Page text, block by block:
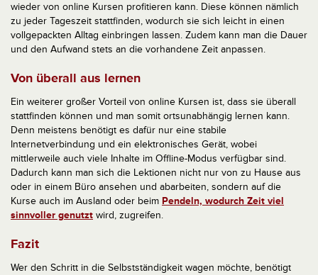
wieder von online Kursen profitieren kann. Diese können nämlich
zu jeder Tageszeit stattfinden, wodurch sie sich leicht in einen
vollgepackten Alltag einbringen lassen. Zudem kann man die Dauer
und den Aufwand stets an die vorhandene Zeit anpassen.
Von überall aus lernen
Ein weiterer großer Vorteil von online Kursen ist, dass sie überall
stattfinden können und man somit ortsunabhängig lernen kann.
Denn meistens benötigt es dafür nur eine stabile
Internetverbindung und ein elektronisches Gerät, wobei
mittlerweile auch viele Inhalte im Offline-Modus verfügbar sind.
Dadurch kann man sich die Lektionen nicht nur von zu Hause aus
oder in einem Büro ansehen und abarbeiten, sondern auf die
Kurse auch im Ausland oder beim Pendeln, wodurch Zeit viel
sinnvoller genutzt wird, zugreifen.
Fazit
Wer den Schritt in die Selbstständigkeit wagen möchte, benötigt